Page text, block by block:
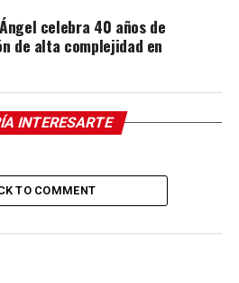
celebra 40 años de
de alta complejidad en
INTERESARTE
TO COMMENT